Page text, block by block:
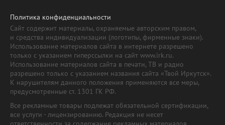
Политика конфиденциальности
Сайт содержит материалы, охраняемые авторским правом,
и средства индивидуализации (логотипы, фирменные знаки).
Использование материалов сайта в интернете разрешено
только с указанием гиперссылки на сайт www.irk.ru.
Использование материалов сайта в печати, ТВ и радио
разрешено только с указанием названия сайта «Твой Иркутск».
К нарушителям данного положения применяются все меры,
предусмотренные ст. 1301 ГК РФ.
Все рекламные товары подлежат обязательной сертификации,
все услуги - лицензированию. Редакция не несет